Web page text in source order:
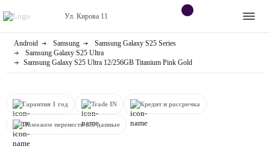
Ул. Кирова 11
Контакты
магазине
Apple
Яндекс станции
Приставки
Android Samsung
Samsung Galaxy S25 Series
Samsung Galaxy S25 Ultra
Samsung Galaxy S25 Ultra 12/256GB Titanium Pink Gold
Гарантия 1 год Trade IN Кредит и рассрочка
Поможем перенести все данные